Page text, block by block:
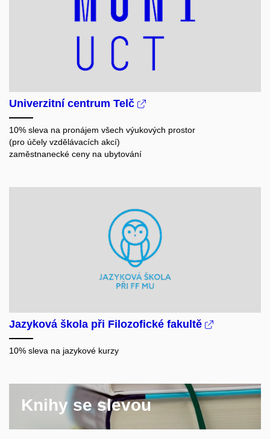
Univerzitní centrum Telč
10% sleva na pronájem všech výukových prostor
(pro účely vzdělávacích akcí)
zaměstnanecké ceny na ubytování
Jazyková škola při Filozofické fakultě
10% sleva na jazykové kurzy
Knihy se slevou